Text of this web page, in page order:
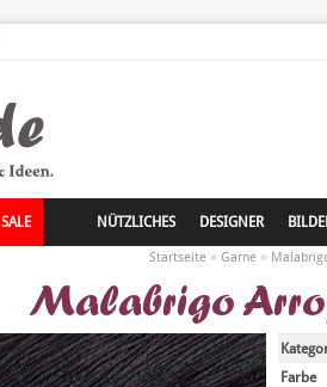
SALE NÜTZLICHES DESIGNER
Startseite » Garne »
Malabrigo
Farbe